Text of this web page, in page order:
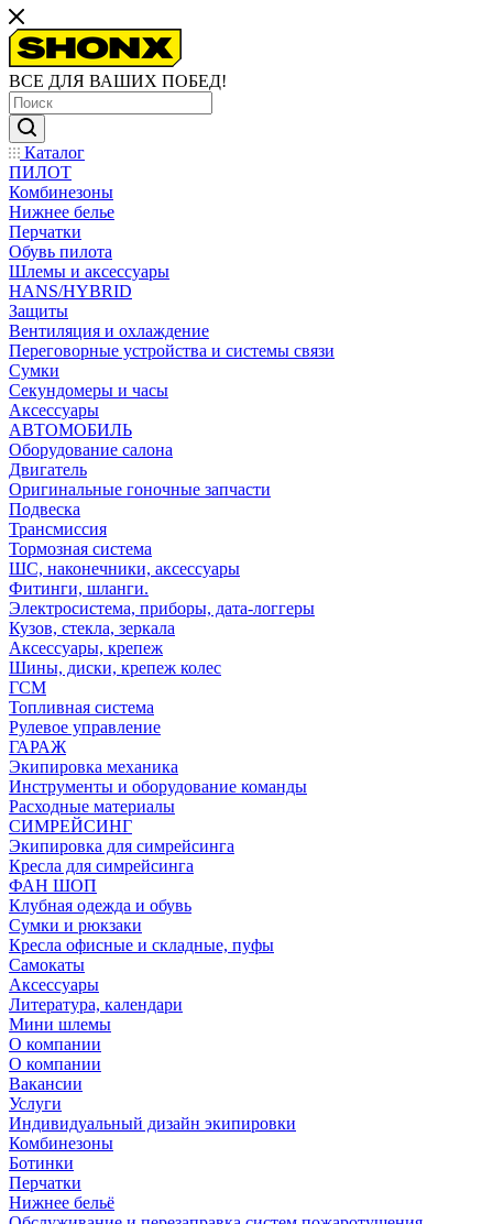
ВСЕ ДЛЯ ВАШИХ ПОБЕД!
Каталог
ПИЛОТ
Комбинезоны
Нижнее белье
Перчатки
Обувь пилота
Шлемы и аксессуары
HANS/HYBRID
Защиты
Вентиляция и охлаждение
Переговорные устройства и системы связи
Сумки
Секундомеры и часы
Аксессуары
АВТОМОБИЛЬ
Оборудование салона
Двигатель
Оригинальные гоночные запчасти
Подвеска
Трансмиссия
Тормозная система
ШС, наконечники, аксессуары
Фитинги, шланги.
Электросистема, приборы, дата-логгеры
Кузов, стекла, зеркала
Аксессуары, крепеж
Шины, диски, крепеж колес
ГСМ
Топливная система
Рулевое управление
ГАРАЖ
Экипировка механика
Инструменты и оборудование команды
Расходные материалы
СИМРЕЙСИНГ
Экипировка для симрейсинга
Кресла для симрейсинга
ФАН ШОП
Клубная одежда и обувь
Сумки и рюкзаки
Кресла офисные и складные, пуфы
Самокаты
Аксессуары
Литература, календари
Мини шлемы
О компании
О компании
Вакансии
Услуги
Индивидуальный дизайн экипировки
Комбинезоны
Ботинки
Перчатки
Нижнее бельё